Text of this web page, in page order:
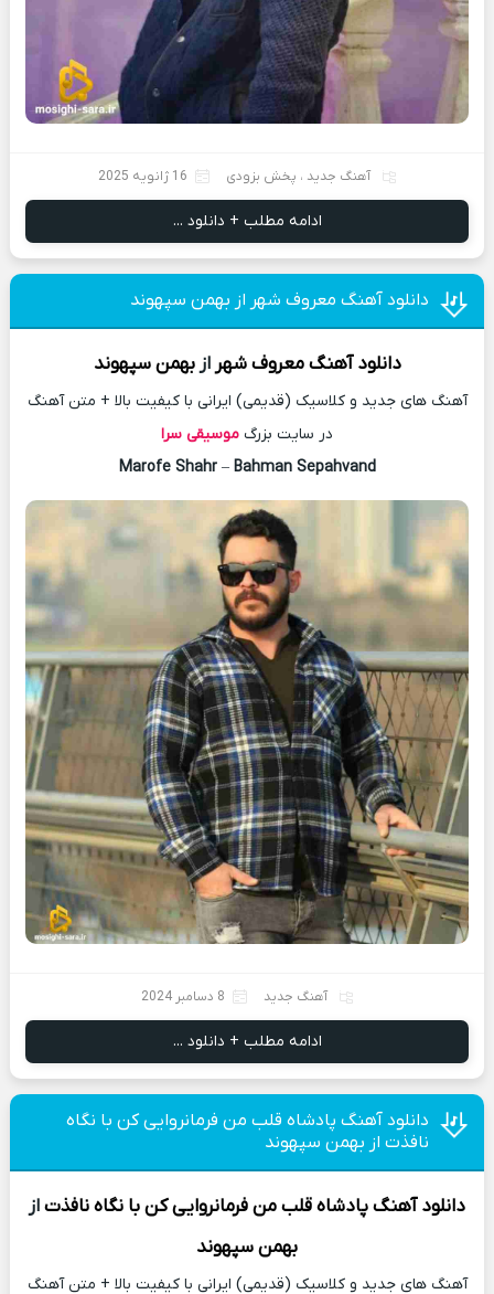
آهنگ جدید ، پخش بزودی 16 ژانویه 2025
ادامه مطلب + دانلود ...
دانلود آهنگ معروف شهر از بهمن سپهوند
دانلود آهنگ معروف شهر ازبهمن سپهوند
آهنگ های جدید و کلاسیک (قدیمی) ایرانی با کیفیت بالا + متن آهنگ
در سایت بزرگ موسیقی سرا
Marofe Shahr– Bahman Sepahvand
آهنگ جدید 8 دسامبر 2024
ادامه مطلب + دانلود ...
دانلود آهنگ پادشاه قلب من فرمانروایی کن با نگاه
نافذت از بهمن سپهوند
دانلود آهنگپادشاه قلب من فرمانروایی کن با نگاه نافذتاز
بهمن سپهوند
آهنگ های جدید و کلاسیک (قدیمی) ایرانی با کیفیت بالا + متن آهنگ